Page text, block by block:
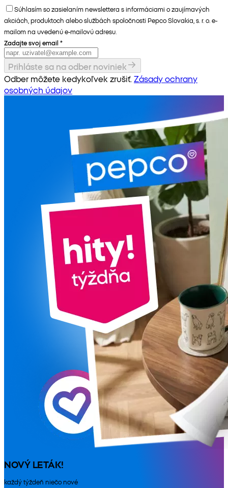
Súhlasím so zasielaním newslettera s informáciami o zaujímavých
akciách, produktoch alebo službách spoločnosti Pepco Slovakia, s. r. o. e-
mailom na uvedenú e-mailovú adresu.
Zadajte svoj email *
Prihláste sa na odber noviniek
Odber môžete kedykoľvek zrušiť. Zásady ochrany
osobných údajov
NOVÝ LETÁK!
každý týždeň niečo nové